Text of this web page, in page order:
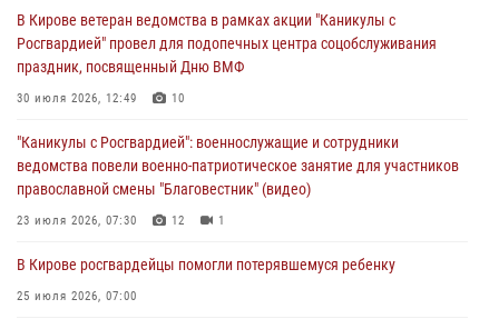
03 августа 2026, 08:45
В Кирове росгвардейцы задержали подозреваемого в краже из
магазина
В Кирове ветеран ведомства в рамках акции "Каникулы с
Росгвардией" провел для подопечных центра соцобслуживания
праздник, посвященный Дню ВМФ
30 июля 2026, 12:49 10
"Каникулы с Росгвардией": военнослужащие и сотрудники
ведомства повели военно-патриотическое занятие для участников
православной смены "Благовестник" (видео)
23 июля 2026, 07:30 12 1
В Кирове росгвардейцы помогли потерявшемуся ребенку
25 июля 2026, 07:00